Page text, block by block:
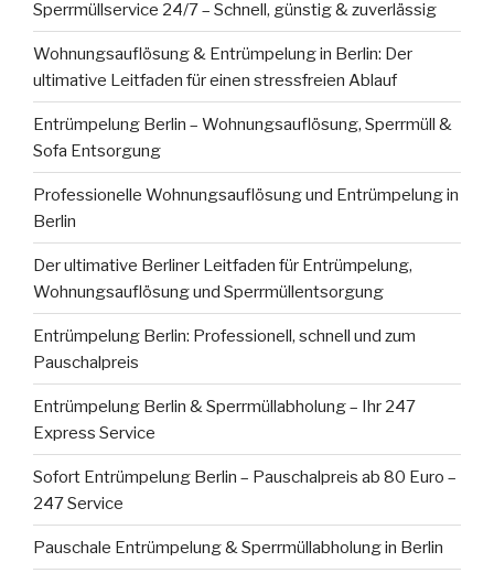
Sperrmüllservice 24/7 – Schnell, günstig & zuverlässig
Wohnungsauflösung & Entrümpelung in Berlin: Der
ultimative Leitfaden für einen stressfreien Ablauf
Entrümpelung Berlin – Wohnungsauflösung, Sperrmüll &
Sofa Entsorgung
Professionelle Wohnungsauflösung und Entrümpelung in
Berlin
Der ultimative Berliner Leitfaden für Entrümpelung,
Wohnungsauflösung und Sperrmüllentsorgung
Entrümpelung Berlin: Professionell, schnell und zum
Pauschalpreis
Entrümpelung Berlin & Sperrmüllabholung – Ihr 247
Express Service
Sofort Entrümpelung Berlin – Pauschalpreis ab 80 Euro –
247 Service
Pauschale Entrümpelung & Sperrmüllabholung in Berlin